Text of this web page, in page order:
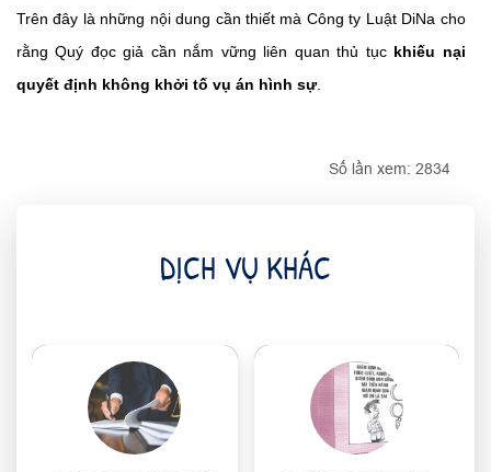
Trên đây là những nội dung cần thiết mà Công ty Luật DiNa cho
rằng Quý đọc giả cần nắm vững liên quan thủ tục khiếu nại
quyết định không khởi tố vụ án hình sự.
Số lần xem: 2834
DỊCH VỤ KHÁC